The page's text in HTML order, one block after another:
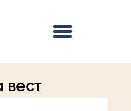
вест